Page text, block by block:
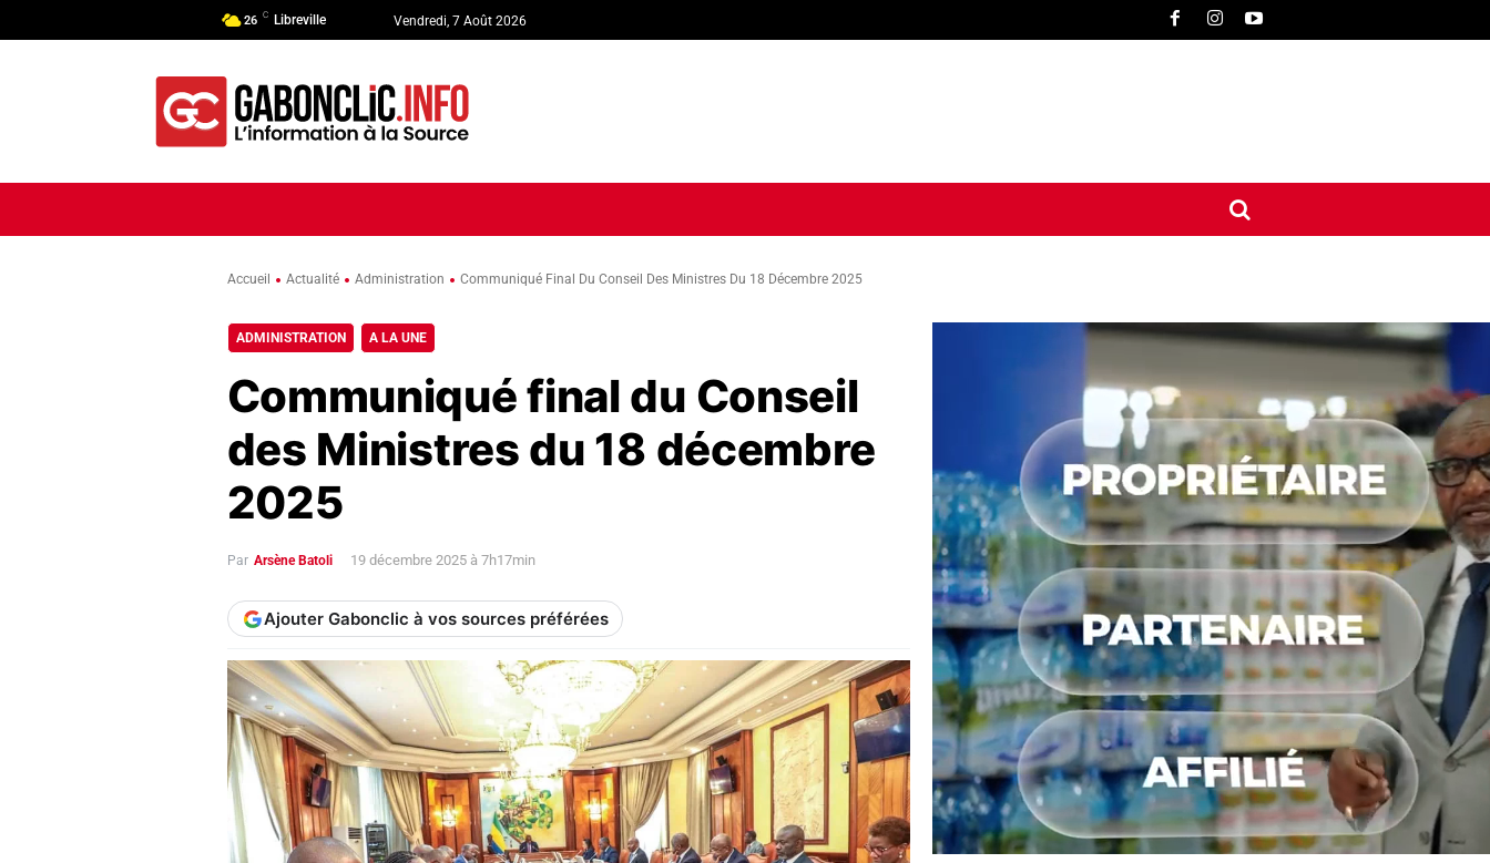
26 C Libreville Vendredi, 7 Août 2026
CONTACT
Accueil Actualité Administration Communiqué Final Du Conseil Des Ministres Du 18 Décembre 2025
ADMINISTRATION A LA UNE
Communiqué final du Conseil
des Ministres du 18 décembre
2025
Par Arsène Batoli 19 décembre 2025 à 7h17min
Ajouter Gabonclic à vos sources préférées